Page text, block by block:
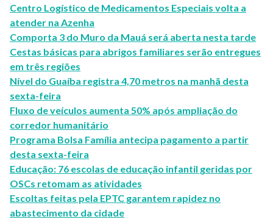
Centro Logístico de Medicamentos Especiais volta a
atender na Azenha
Comporta 3 do Muro da Mauá será aberta nesta tarde
Cestas básicas para abrigos familiares serão entregues
em três regiões
Nível do Guaíba registra 4,70 metros na manhã desta
sexta-feira
Fluxo de veículos aumenta 50% após ampliação do
corredor humanitário
Programa Bolsa Família antecipa pagamento a partir
desta sexta-feira
Educação: 76 escolas de educação infantil geridas por
OSCs retomam as atividades
Escoltas feitas pela EPTC garantem rapidez no
abastecimento da cidade